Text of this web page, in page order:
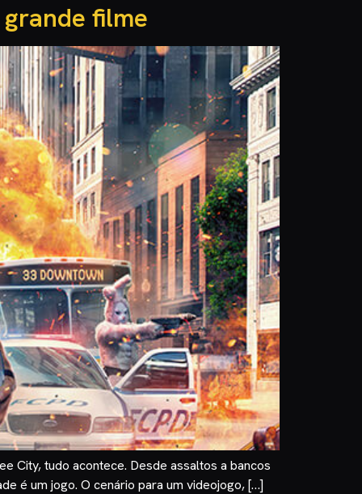
filme
City, tudo acontece. Desde assaltos a bancos
é um jogo. O cenário para um videojogo, […]